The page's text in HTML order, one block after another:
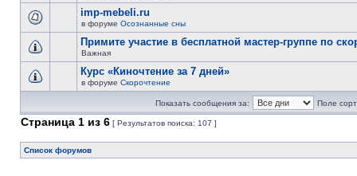
imp-mebeli.ru
в форуме Осознанные сны
Примите участие в бесплатной мастер-группе по
Важная
Курс «Киночтение за 7 дней»
в форуме Скорочтение
Показать сообщения за: Поле
Страница 1 из 6 [ Результатов поиска: 107 ]
Список форумов